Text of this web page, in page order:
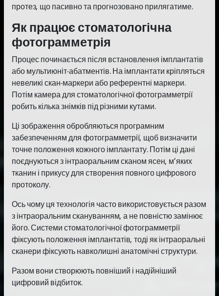
протез, що пасивно та прогнозовано прилягатиме.
Як працює стоматологічна
фотограмметрія
Процес починається після встановлення імплантатів
або мультиюніт-абатментів. На імплантати кріпляться
невеликі скан-маркери або референтні маркери.
Потім камера для стоматологічної фотограмметрії
робить кілька знімків під різними кутами.
Ці зображення обробляються програмним
забезпеченням для фотограмметрії, щоб визначити
точне положення кожного імплантату. Потім ці дані
поєднуються з інтраоральним сканом ясен, м’яких
тканин і прикусу для створення повного цифрового
протоколу.
Ось чому ця технологія часто використовується разом
з інтраоральним скануванням, а не повністю замінює
його. Системи стоматологічної фотограмметрії
фіксують положення імплантатів, тоді як інтраоральні
сканери фіксують навколишні анатомічні структури.
Разом вони створюють повніший і надійніший
цифровий відбиток.